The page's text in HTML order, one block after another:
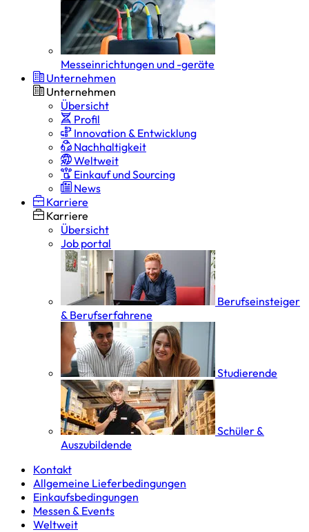
Messeinrichtungen und -geräte
Unternehmen
Unternehmen
Übersicht
Profil
Innovation & Entwicklung
Nachhaltigkeit
Weltweit
Einkauf und Sourcing
News
Karriere
Karriere
Übersicht
Job portal
Berufseinsteiger
& Berufserfahrene
Studierende
Schüler &
Auszubildende
Kontakt
Allgemeine Lieferbedingungen
Einkaufsbedingungen
Messen & Events
Weltweit